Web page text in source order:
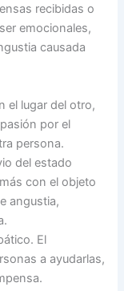
recibidas o
emocionales,
causada
el lugar del otro,
por el
persona.
del estado
con el objeto
angustia,
El
a ayudarlas,